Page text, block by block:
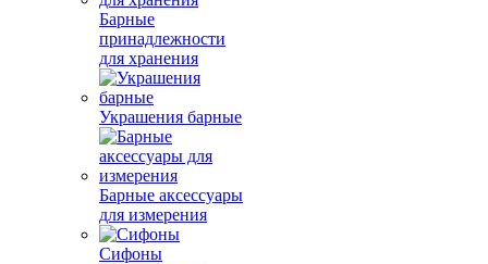
Барные
принадлежности
для хранения
Украшения барные
Барные аксессуары
для измерения
Сифоны